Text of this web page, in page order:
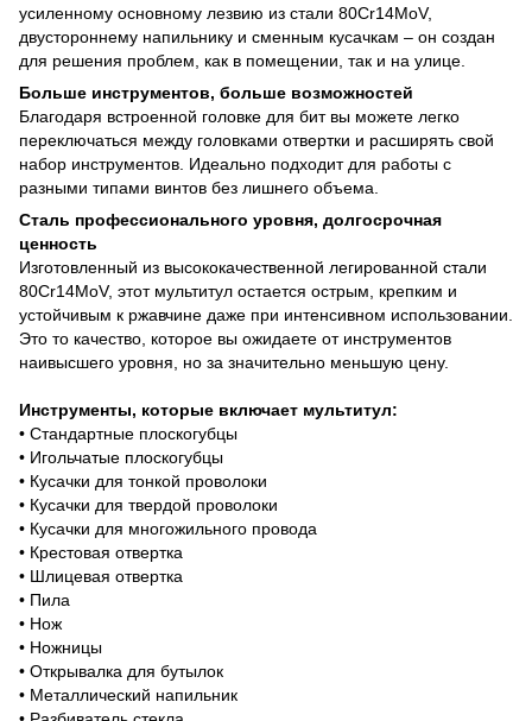
усиленному основному лезвию из стали 80Cr14MoV,
двустороннему напильнику и сменным кусачкам – он создан
для решения проблем, как в помещении, так и на улице.
Больше инструментов, больше возможностей
Благодаря встроенной головке для бит вы можете легко
переключаться между головками отвертки и расширять свой
набор инструментов. Идеально подходит для работы с
разными типами винтов без лишнего объема.
Сталь профессионального уровня, долгосрочная
ценность
Изготовленный из высококачественной легированной стали
80Cr14MoV, этот мультитул остается острым, крепким и
устойчивым к ржавчине даже при интенсивном использовании.
Это то качество, которое вы ожидаете от инструментов
наивысшего уровня, но за значительно меньшую цену.
Инструменты, которые включает мультитул:
• Стандартные плоскогубцы
• Игольчатые плоскогубцы
• Кусачки для тонкой проволоки
• Кусачки для твердой проволоки
• Кусачки для многожильного провода
• Крестовая отвертка
• Шлицевая отвертка
• Пила
• Нож
• Ножницы
• Открывалка для бутылок
• Металлический напильник